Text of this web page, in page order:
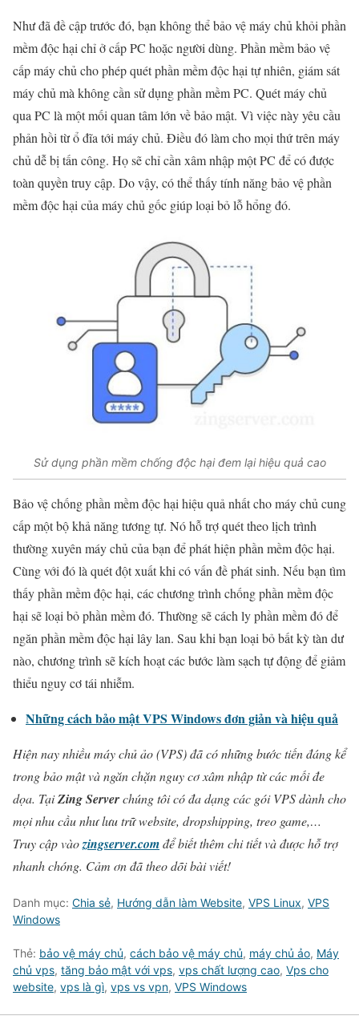
Như đã đề cập trước đó, bạn không thể bảo vệ máy chủ khỏi phần
mềm độc hại chỉ ở cấp PC hoặc người dùng. Phần mềm bảo vệ
cấp máy chủ cho phép quét phần mềm độc hại tự nhiên, giám sát
máy chủ mà không cần sử dụng phần mềm PC. Quét máy chủ
qua PC là một mối quan tâm lớn về bảo mật. Vì việc này yêu cầu
phản hồi từ ổ đĩa tới máy chủ. Điều đó làm cho mọi thứ trên máy
chủ dễ bị tấn công. Họ sẽ chỉ cần xâm nhập một PC để có được
toàn quyền truy cập. Do vậy, có thể thấy tính năng bảo vệ phần
mềm độc hại của máy chủ gốc giúp loại bỏ lỗ hổng đó.
Sử dụng phần mềm chống độc hại đem lại hiệu quả cao
Bảo vệ chống phần mềm độc hại hiệu quả nhất cho máy chủ cung
cấp một bộ khả năng tương tự. Nó hỗ trợ quét theo lịch trình
thường xuyên máy chủ của bạn để phát hiện phần mềm độc hại.
Cùng với đó là quét đột xuất khi có vấn đề phát sinh. Nếu bạn tìm
thấy phần mềm độc hại, các chương trình chống phần mềm độc
hại sẽ loại bỏ phần mềm đó. Thường sẽ cách ly phần mềm đó để
ngăn phần mềm độc hại lây lan. Sau khi bạn loại bỏ bất kỳ tàn dư
nào, chương trình sẽ kích hoạt các bước làm sạch tự động để giảm
thiểu nguy cơ tái nhiễm.
Những cách bảo mật VPS Windows đơn giản và hiệu quả
Hiện nay nhiều máy chủ ảo (VPS) đã có những bước tiến đáng kể
trong bảo mật và ngăn chặn nguy cơ xâm nhập từ các mối đe
dọa. TạiZing Serverchúng tôi có đa dạng các gói VPS dành cho
mọi nhu cầu như lưu trữ website, dropshipping, treo game,…
Truy cập vàozingserver.comđể biết thêm chi tiết và được hỗ trợ
nhanh chóng. Cảm ơn đã theo dõi bài viết!
Danh mục: Chia sẻ, Hướng dẫn làm Website, VPS Linux, VPS
Windows
Thẻ: bảo vệ máy chủ, cách bảo vệ máy chủ, máy chủ ảo, Máy
chủ vps, tăng bảo mật với vps, vps chất lượng cao, Vps cho
website, vps là gì, vps vs vpn, VPS Windows